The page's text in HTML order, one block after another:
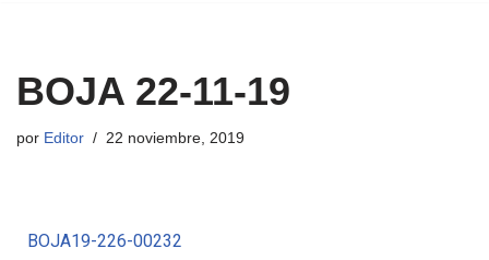
BOJA 22-11-19
por Editor 22 noviembre, 2019
BOJA19-226-00232